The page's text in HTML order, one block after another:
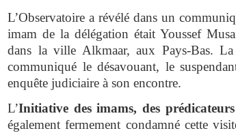
L’Observatoire a révélé dans un
imam de la délégation était Youssef
dans la ville Alkmaar, aux Pays-Bas.
communiqué le désavouant, le
enquête judiciaire à son encontre.
L’Initiative des imams, des
également fermement condamné cette